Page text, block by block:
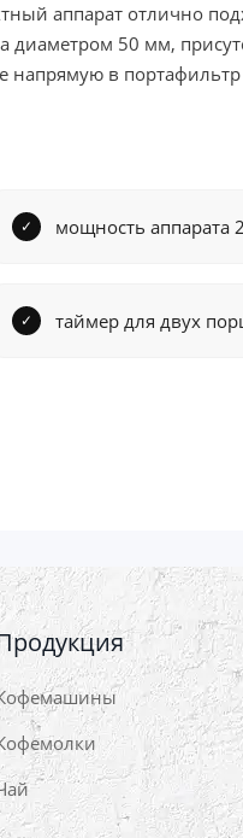
аппарат отлично
50 мм,
напрямую в
мощность аппарата
таймер для двух